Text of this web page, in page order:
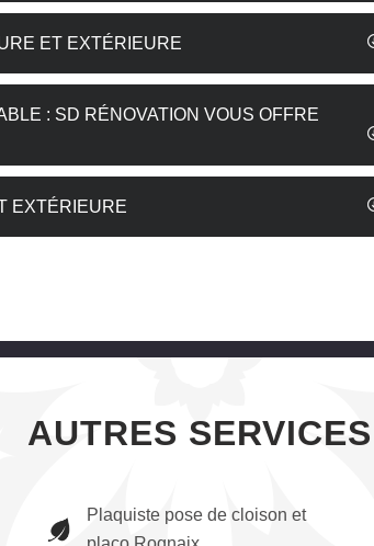
ET EXTÉRIEURE
: SD RÉNOVATION VOUS OFFRE
EXTÉRIEURE
AUTRES SERVICES
Plaquiste pose de cloison et